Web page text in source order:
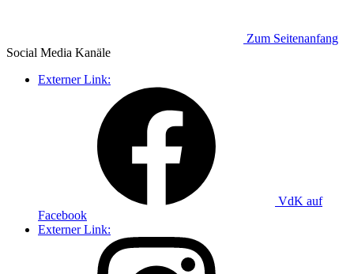
Zum Seitenanfang
Social Media Kanäle
Externer Link:
VdK auf
Facebook
Externer Link: